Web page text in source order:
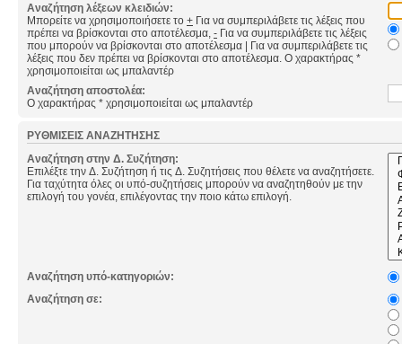
Αναζήτηση λέξεων κλειδιών:
Μπορείτε να χρησιμοποιήσετε το + Για να συμπεριλάβετε τις λέξεις που
πρέπει να βρίσκονται στο αποτέλεσμα, - Για να συμπεριλάβετε τις λέξεις
που μπορούν να βρίσκονται στο αποτέλεσμα | Για να συμπεριλάβετε τις
λέξεις που δεν πρέπει να βρίσκονται στο αποτέλεσμα. Ο χαρακτήρας *
χρησιμοποιείται ως μπαλαντέρ
Αναζήτηση αποστολέα:
Ο χαρακτήρας * χρησιμοποιείται ως μπαλαντέρ
ΡΥΘΜΊΣΕΙΣ ΑΝΑΖΉΤΗΣΗΣ
Αναζήτηση στην Δ. Συζήτηση:
Επιλέξτε την Δ. Συζήτηση ή τις Δ. Συζητήσεις που θέλετε να αναζητήσετε.
Για ταχύτητα όλες οι υπό-συζητήσεις μπορούν να αναζητηθούν με την
επιλογή του γονέα, επιλέγοντας την ποιο κάτω επιλογή.
Αναζήτηση υπό-κατηγοριών:
Αναζήτηση σε: